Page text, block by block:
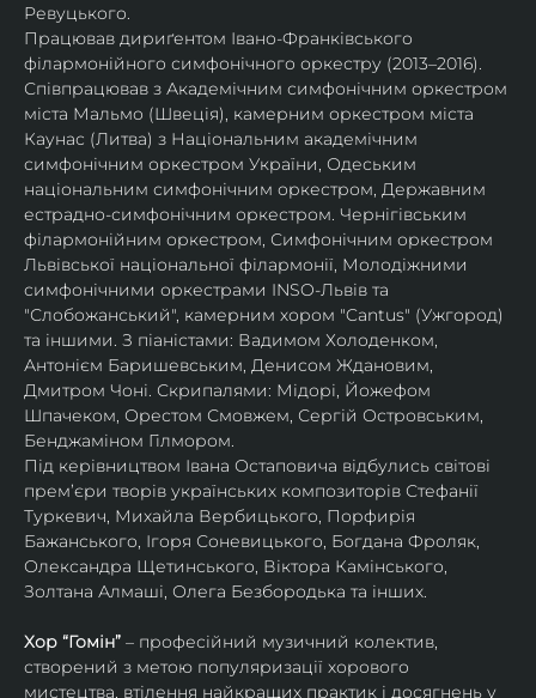
Ревуцького.
Працював дириґентом Івано-Франківського
філармонійного симфонічного оркестру (2013–2016).
Співпрацював з Академічним симфонічним оркестром
міста Мальмо (Швеція), камерним оркестром міста
Каунас (Литва) з Національним академічним
симфонічним оркестром України, Одеським
національним симфонічним оркестром, Державним
естрадно-симфонічним оркестром. Чернігівським
філармонійним оркестром, Симфонічним оркестром
Львівської національної філармонії, Молодіжними
симфонічними оркестрами INSO-Львів та
"Слобожанський", камерним хором "Cantus" (Ужгород)
та іншими. З піаністами: Вадимом Холоденком,
Антонієм Баришевським, Денисом Ждановим,
Дмитром Чоні. Скрипалями: Мідорі, Йожефом
Шпачеком, Орестом Смовжем, Сергій Островським,
Бенджаміном Гілмором.
Під керівництвом Івана Остаповича відбулись світові
прем’єри творів українських композиторів Стефанії
Туркевич, Михайла Вербицького, Порфирія
Бажанського, Ігоря Соневицького, Богдана Фроляк,
Олександра Щетинського, Віктора Камінського,
Золтана Алмаші, Олега Безбородька та інших.
Хор “Гомін” – професійний музичний колектив,
створений з метою популяризації хорового
мистецтва, втілення найкращих практик і досягнень у